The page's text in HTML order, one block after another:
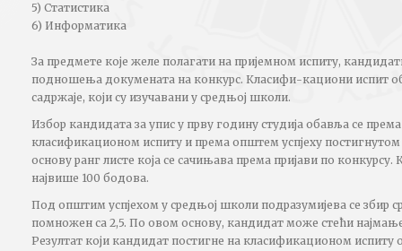
5) Статистика
6) Информатика
За предмете које желе полагати на пријемном испиту,
подношења докумената на конкурс. Класифи-кациони испит
садржаје, који су изучавани у средњој школи.
Избор кандидата за упис у прву годину студија обавља се
класификационом испиту и према општем успјеху
основу ранг листе која се сачињава према пријави по
највише 100 бодова.
Под општим успјехом у средњој школи подразумијева се збир
помножен са 2,5. По овом основу, кандидат може стећи
Резултат који кандидат постигне на класификационом испиту